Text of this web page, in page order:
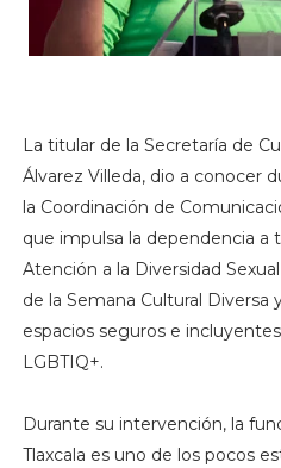
La titular de la Secretaría de
Álvarez Villeda, dio a conocer
la Coordinación de
que impulsa la dependencia a
Atención a la Diversidad
de la Semana Cultural
espacios seguros e
LGBTIQ+.
Durante su intervención, la
Tlaxcala es uno de los pocos